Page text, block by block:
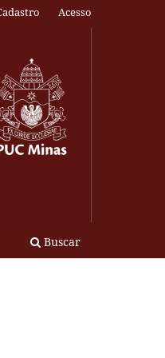
Buscar
Acesso